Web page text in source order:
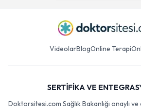
VideolarBlogOnline Terapi
SERTİFİKA VE
Doktorsitesi.com Sağlık Bakanlığı onaylı